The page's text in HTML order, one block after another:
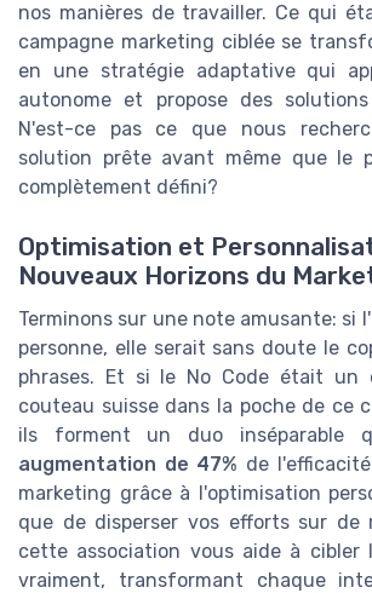
nos manières de travailler. Ce qui
campagne marketing ciblée se
en une stratégie adaptative qui
autonome et propose des
N'est-ce pas ce que nous
solution prête avant même que le
complètement défini?
Optimisation et
Nouveaux Horizons du
Terminons sur une note amusante: si
personne, elle serait sans doute le
phrases. Et si le No Code était
couteau suisse dans la poche de ce
ils forment un duo inséparable
augmentation de 47% de
marketing grâce à l'optimisation
que de disperser vos efforts sur de
cette association vous aide à cibler
vraiment, transformant chaque